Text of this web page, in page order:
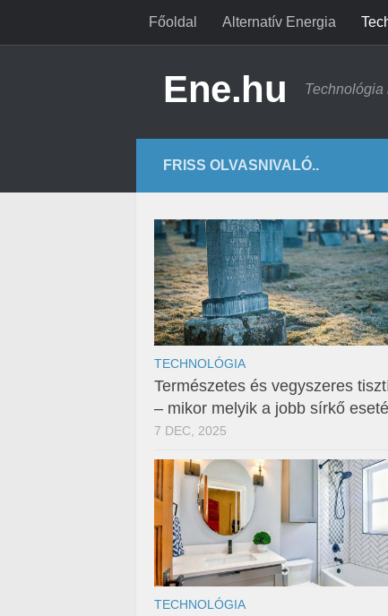
Főoldal Alternatív Energia
Ene.hu Technológia
FRISS OLVASNIVALÓ..
TECHNOLÓGIA
Természetes és vegyszeres
– mikor melyik a jobb sírkő
7 DEC, 2025
TECHNOLÓGIA